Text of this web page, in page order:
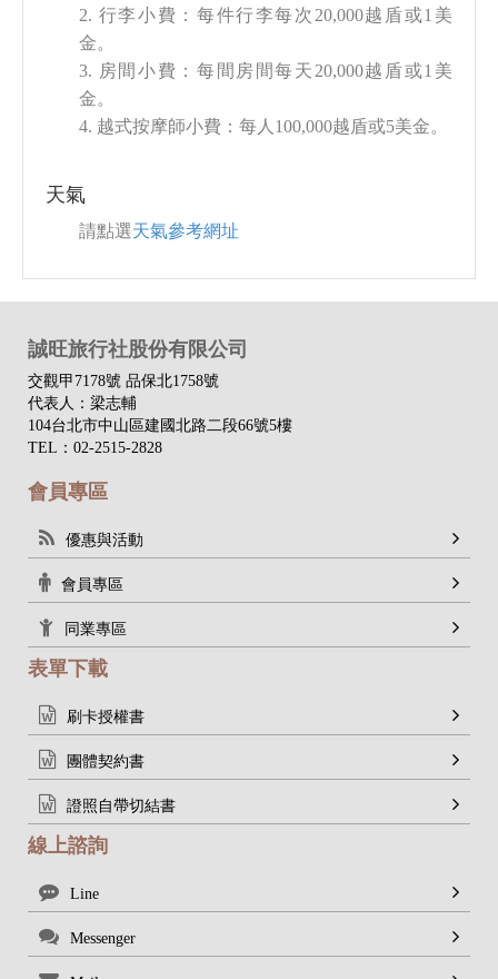
2. 行李小費：每件行李每次20,000越盾或1美
金。
3. 房間小費：每間房間每天20,000越盾或1美
金。
4. 越式按摩師小費：每人100,000越盾或5美金。
天氣
請點選天氣參考網址
誠旺旅行社股份有限公司
交觀甲7178號 品保北1758號
代表人：梁志輔
104台北市中山區建國北路二段66號5樓
TEL：02-2515-2828
會員專區
優惠與活動
會員專區
同業專區
表單下載
刷卡授權書
團體契約書
證照自帶切結書
線上諮詢
Line
Messenger